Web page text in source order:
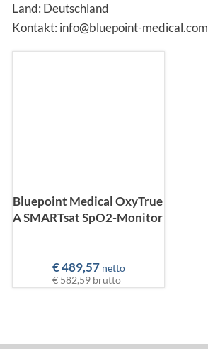
Land: Deutschland
Kontakt: info@bluepoint-medical.com
Bluepoint Medical OxyTrue
A SMARTsat SpO2-Monitor
€489,57 netto
€ 582,59 brutto